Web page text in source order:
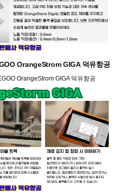
OrangeStrom GIGA 덕유항공
OrangeStrom GIGA 덕유항공